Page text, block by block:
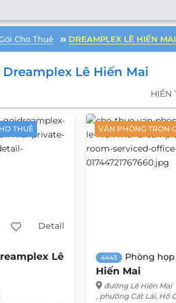
Cho Thuê DREAMPLEX LÊ HIẾN MAI
Lê Hiến Mai
HIỂN
THUÊ
Detail
Lê
VĂN PHÒNG TRỌN
4443 Phòng họp
Hiến Mai
đường Lê Hiến Mai
, phường Cát Lái, Hồ